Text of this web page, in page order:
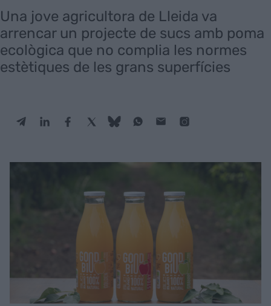
Una jove agricultora de Lleida va
arrencar un projecte de sucs amb poma
ecològica que no complia les normes
estètiques de les grans superfícies